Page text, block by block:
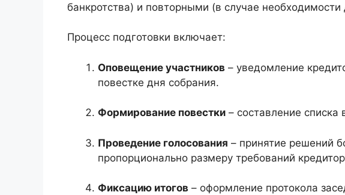
банкротства) и повторными (в случае
Процесс подготовки включает:
Оповещение участников – уведомление
повестке дня собрания.
Формирование повестки – составление
Проведение голосования – принятие решений
пропорционально размеру требований
Фиксацию итогов – оформление протокола